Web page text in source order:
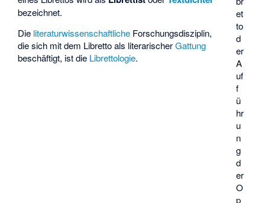
et
to
d
er
A
uf
f
ü
hr
u
n
g
d
er
O
p
bezeichnet.
Die literaturwissenschaftliche Forschungsdisziplin,
die sich mit dem Libretto als literarischerGattung
beschäftigt, ist die Librettologie.